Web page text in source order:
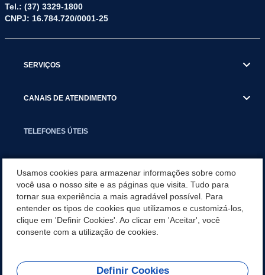
Tel.: (37) 3329-1800
CNPJ: 16.784.720/0001-25
SERVIÇOS
CANAIS DE ATENDIMENTO
TELEFONES ÚTEIS
NOTÍCIAS
APLICATIVO
Usamos cookies para armazenar informações sobre como
você usa o nosso site e as páginas que visita. Tudo para
tornar sua experiência a mais agradável possível. Para
entender os tipos de cookies que utilizamos e customizá-los,
clique em 'Definir Cookies'. Ao clicar em 'Aceitar', você
consente com a utilização de cookies.
Definir Cookies